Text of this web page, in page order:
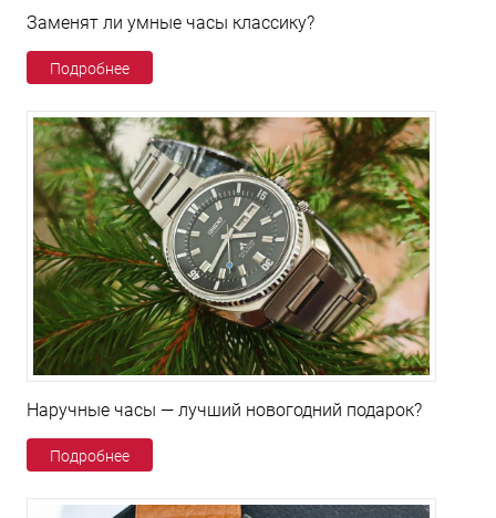
Заменят ли умные часы классику?
Подробнее
Наручные часы — лучший новогодний подарок?
Подробнее